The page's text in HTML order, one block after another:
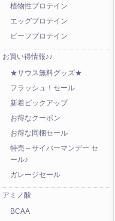
植物性プロテイン
エッグプロテイン
ビーフプロテイン
お買い得情報♪♪
★サウス無料グッズ★
フラッシュ！セール
新着ピックアップ
お得なクーポン
お得な同梱セール
特売～サイバーマンデー セ
ール♪
ガレージセール
アミノ酸
BCAA